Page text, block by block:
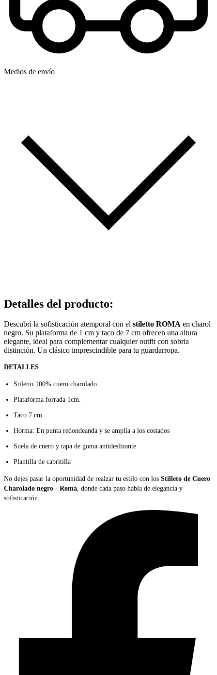
Medios de envío
Detalles del producto:
Descubrí la sofisticación atemporal con el stiletto ROMA en charol
negro. Su plataforma de 1 cm y taco de 7 cm ofrecen una altura
elegante, ideal para complementar cualquier outfit con sobria
distinción. Un clásico imprescindible para tu guardarropa.
DETALLES
Stiletto 100% cuero charolado.
Plataforma forrada 1cm.
Taco 7 cm
Horma: En punta redondeanda y se amplía a los costados
Suela de cuero y tapa de goma antideslizante
Plantilla de cabritilla
No dejes pasar la oportunidad de realzar tu estilo con los Stilleto de Cuero
Charolado negro - Roma, donde cada paso habla de elegancia y
sofisticación.